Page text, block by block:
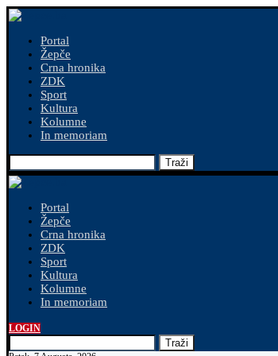
Portal
Žepče
Crna hronika
ZDK
Sport
Kultura
Kolumne
In memoriam
Traži
Portal
Žepče
Crna hronika
ZDK
Sport
Kultura
Kolumne
In memoriam
LOGIN
Traži